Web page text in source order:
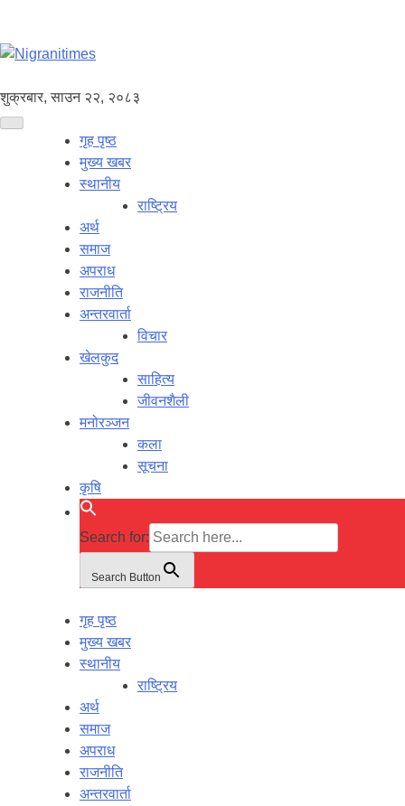
शुक्रबार, साउन २२, २०८३
गृह पृष्ठ
मुख्य खबर
स्थानीय
राष्ट्रिय
अर्थ
समाज
अपराध
राजनीति
अन्तरवार्ता
विचार
खेलकुद
साहित्य
जीवनशैली
मनोरञ्जन
कला
सूचना
कृषि
Search for:
Search Button
गृह पृष्ठ
मुख्य खबर
स्थानीय
राष्ट्रिय
अर्थ
समाज
अपराध
राजनीति
अन्तरवार्ता